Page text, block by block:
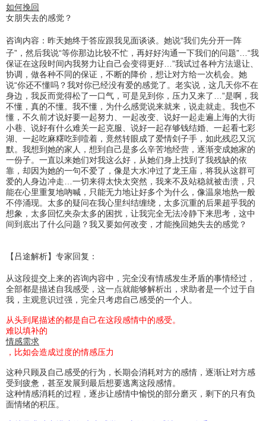
如何挽回
女朋失去的感觉？
咨询内容： 昨天她终于答应跟我见面谈谈。她说“我们先分开一阵
子”，然后我说“等你那边比较不忙，再好好沟通一下我们的问题”…“我
保证在这段时间内我努力让自己会变得更好…”我试过各种方法退让、
协调，做各种不同的保证，不断的降价，想让对方给一次机会。她
说“你还不懂吗？我对你已经没有爱的感觉了。老实说，这几天你不在
身边，我反而觉得松了一口气，可是见到你，压力又来了…”是啊，我
不懂，真的不懂。我不懂，为什么感觉说来就来，说走就走。我也不
懂，不久前才说好要一起努力、一起改变、说好一起走遍上海的大街
小巷、说好有什么难关一起克服、说好一起存够钱结婚、一起看七彩
湖、一起吃麻糬吃到噎着，竟然转眼成了爱情刽子手，如此残忍又沉
默。我想到她的家人，想到自己是多么辛苦地经营，逐渐变成她家的
一份子。一直以来她们对我这么好，从她们身上找到了我残缺的依
靠，却因为她的一句不爱了，像是大水冲过了龙王庙，将我从这群可
爱的人身边冲走…一切来得太快太突然，我来不及站稳就被击溃，只
能在心里重复地吶喊，只能无力地让好多个为什么，像温泉地热一般
不停涌现。太多的疑问在我心里纠结缠绕，太多沉重的后果超乎我的
想象，太多回忆夹杂太多的困扰，让我完全无法冷静下来思考，这中
间到底出了什么问题？我又要如何改变，才能挽回她失去的感觉？
【吕途解析】专家回复：
从这段提交上来的咨询内容中，完全没有情感发生矛盾的事情经过，
全部都是描述自我感受，这一点就能够解析出，求助者是一个过于自
我，主观意识过强，完全只考虑自己感受的一个人。
从头到尾描述的都是自己在这段感情中的感受。
难以填补的
情感需求
，比如会造成过度的情感压力
这种只顾及自己感受的行为，长期会消耗对方的感情，逐渐让对方感
受到疲惫，甚至发展到最后想要逃离这段感情。
这种情感消耗的过程，逐步让感情中愉悦的部分磨灭，剩下的只有负
面情绪的积压。